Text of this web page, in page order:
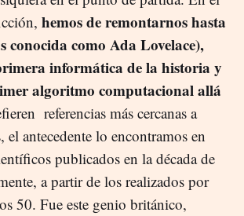
hemos de remontarnos hasta
conocida como Ada Lovelace),
informática de la historia y
algoritmo computacional allá
referencias más cercanas a
el antecedente lo encontramos en
publicados en la década de
a partir de los realizados por
50. Fue este genio británico,